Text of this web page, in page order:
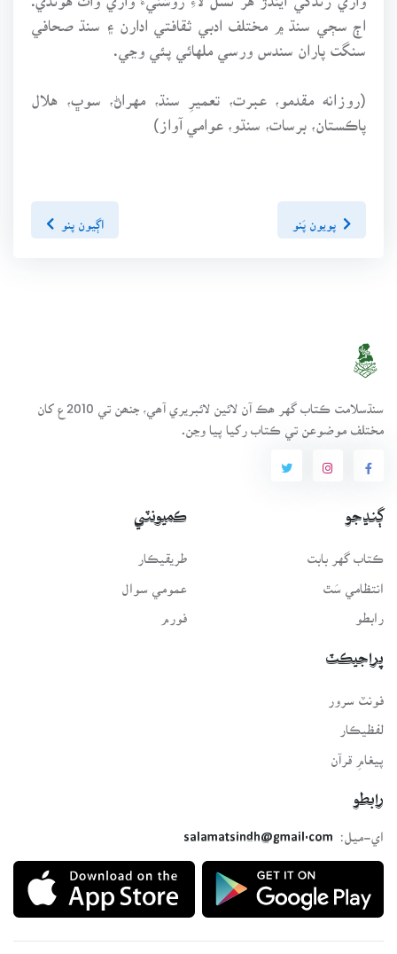
اڄ سڄي سنڌ ۾ مختلف ادبي ثقافتي ادارن ۽ سنڌ صحافي
سنگت پاران سندس ورسي ملهائي پئي وڃي.
(روزانه مقدمو، عبرت، تعميرِ سنڌ، مهراڻ، سوڀ، هلال
پاڪستان، برسات، سنڌو، عوامي آواز)
پويون پَنو اڳيون پنو
سنڌسلامت ڪتاب گهر ھڪ آن لائين لائبريري آھي، جنھن تي 2010ع کان
مختلف موضوعن تي ڪتاب رکيا پيا وڃن.
ڳنڍجو
ڪتاب گهر بابت
انتظامي سَٿ
رابطو
ڪميونٽي
طريقيڪار
عمومي سوال
فورم
پراجيڪٽ
لفظيڪار
پيغامِ قرآن
رابطو
اي-ميل:
salamatsindh@gmail.com